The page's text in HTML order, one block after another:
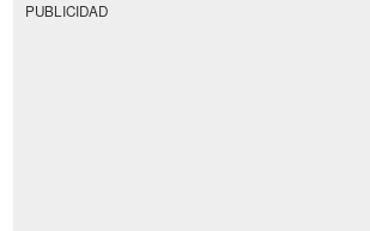
PUBLICIDAD